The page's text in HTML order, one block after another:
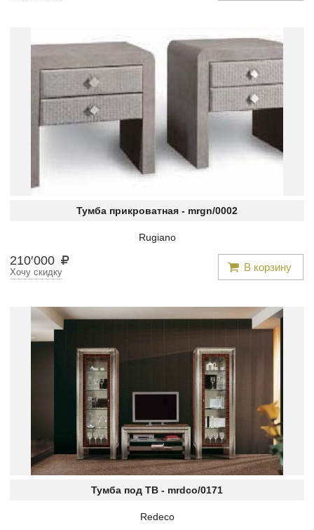
Тумба прикроватная - mrgn/0002
Rugiano
210′000 В корзину
Хочу скидку
Тумба под ТВ - mrdco/0171
Redeco